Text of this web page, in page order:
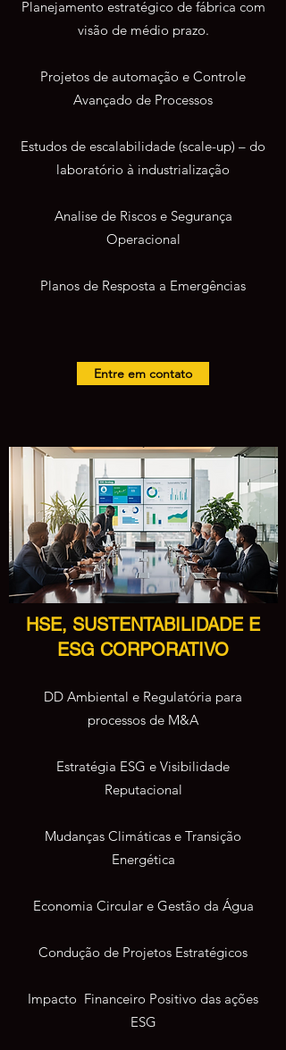
Planejamento estratégico de fábrica com
visão de médio prazo.
Projetos de automação e Controle
Avançado de Processos
Estudos de escalabilidade (scale-up) – do
laboratório à industrialização
Analise de Riscos e Segurança
Operacional
Planos de Resposta a Emergências
Entre em contato
HSE, SUSTENTABILIDADE E
ESG CORPORATIVO
DD Ambiental e Regulatória para
processos de M&A
Estratégia ESG e Visibilidade
Reputacional
Mudanças Climáticas e Transição
Energética
​Economia Circular e Gestão da Água
Condução de Projetos Estratégicos
Impacto Financeiro Positivo das ações
ESG